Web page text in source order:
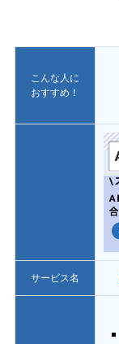
こんな人に
おすすめ！
サービス名